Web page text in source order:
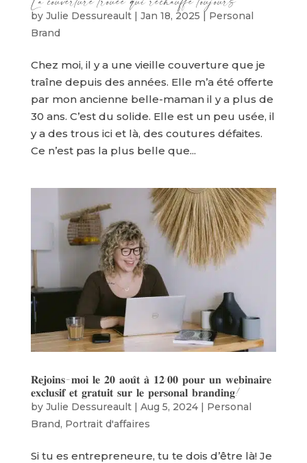
by Julie Dessureault| Jan 18, 2025 | Personal
Brand
Chez moi, il y a une vieille couverture que je
traîne depuis des années. Elle m’a été offerte
par mon ancienne belle-maman il y a plus de
30 ans. C’est du solide. Elle est un peu usée, il
y a des trous ici et là, des coutures défaites.
Ce n’est pas la plus belle que...
𝐑𝐞𝐣𝐨𝐢𝐧𝐬-𝐦𝐨𝐢 𝐥𝐞 𝟐𝟎 𝐚𝐨𝐮̂𝐭 𝐚̀ 𝟏𝟐:𝟎𝟎 𝐩𝐨𝐮𝐫 𝐮𝐧 𝐰𝐞𝐛𝐢𝐧𝐚𝐢𝐫𝐞
𝐞𝐱𝐜𝐥𝐮𝐬𝐢𝐟 𝐞𝐭 𝐠𝐫𝐚𝐭𝐮𝐢𝐭 𝐬𝐮𝐫 𝐥𝐞 𝐩𝐞𝐫𝐬𝐨𝐧𝐚𝐥 𝐛𝐫𝐚𝐧𝐝𝐢𝐧𝐠!
by Julie Dessureault| Aug 5, 2024| Personal
Brand, Portrait d'affaires
Si tu es entrepreneure, tu te dois d’être là! Je